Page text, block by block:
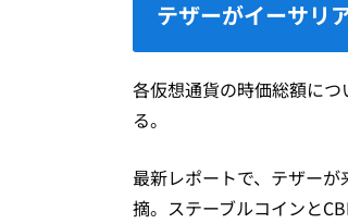
テザーがイーサリ
各仮想通貨の時価総額に
る。
最新レポートで、テザー
摘。ステーブルコインと